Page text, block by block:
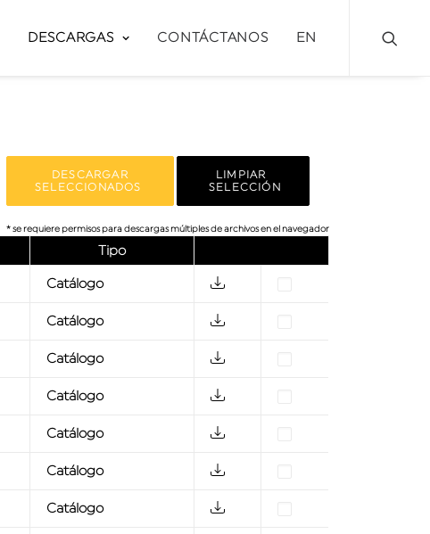
DESCARGAS CONTÁCTANOS EN
DESCARGAR
SELECCIONADOS
LIMPIAR
SELECCIÓN
* se requiere permisos para descargas múltiples de archivos en el navegador
Tipo
Catálogo
Catálogo
Catálogo
Catálogo
Catálogo
Catálogo
Catálogo